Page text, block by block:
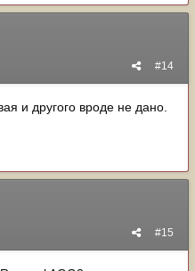
#14
и другого вроде не дано.
#15